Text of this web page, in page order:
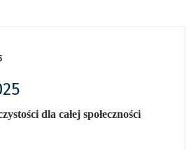
dla całej społeczności